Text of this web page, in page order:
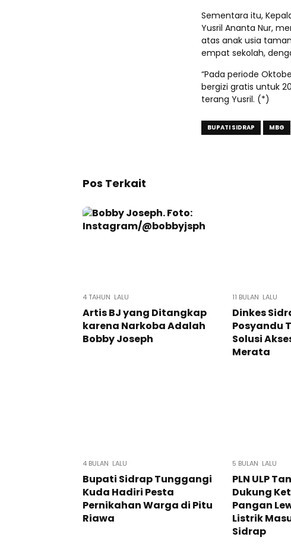
Sementara itu,
Yusril Ananta Nur,
atas anak usia
empat sekolah,
“Pada periode
bergizi gratis untuk
terang Yusril. (*)
BUPATI SIDRAP MBG
Pos Terkait
4 TAHUN LALU
Artis BJ yang Ditangkap
karena Narkoba Adalah
Bobby Joseph
11 BULAN LALU
Dinkes
Posyandu
Solusi
Merata
4 BULAN LALU
Bupati Sidrap Tunggangi
Kuda Hadiri Pesta
Pernikahan Warga di Pitu
Riawa
5 BULAN LALU
PLN ULP
Dukung
Pangan
Listrik
Sidrap